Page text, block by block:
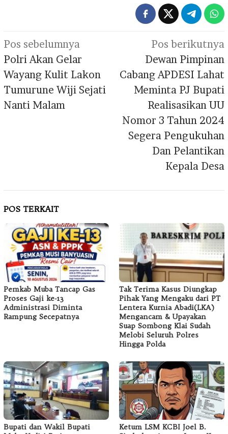
Navigasi
pos
Pos sebelumnya
Polri Akan Gelar
Wayang Kulit Lakon
Tumurune Wiji Sejati
Nanti Malam
Pos berikutnya
Dewan Pimpinan
Cabang APDESI Lahat
Meminta PJ Bupati
Realisasikan UU
Nomor 3 Tahun 2024
Segera Pengukuhan
Dan Pelantikan
Kepala Desa
POS TERKAIT
Pemkab Muba Tancap Gas
Proses Gaji ke-13
Administrasi Diminta
Rampung Secepatnya
Tak Terima Kasus Diungkap
Pihak Yang Mengaku dari PT
Lentera Kurnia Abadi(LKA)
Mengancam & Upayakan
Suap Sombong Klai Sudah
Melobi Seluruh Polres
Hingga Polda
Bupati dan Wakil Bupati
Ketum LSM KCBI Joel B.